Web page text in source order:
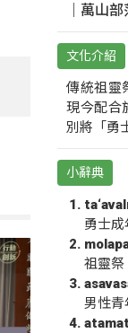
｜萬山
文化介紹
傳統祖靈
現今配合
別將「勇
小辭典
勇士成
祖靈祭
男性青